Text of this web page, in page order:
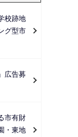
校跡地
グ型市
広告募
市有財
・東地